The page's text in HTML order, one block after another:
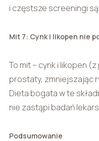
i częstsze screeningi
Mit 7: Cynk i likopen nie
To mit – cynk i likopen
prostaty, zmniejszając
Dieta bogata w te
nie zastąpi badań
Podsumowanie